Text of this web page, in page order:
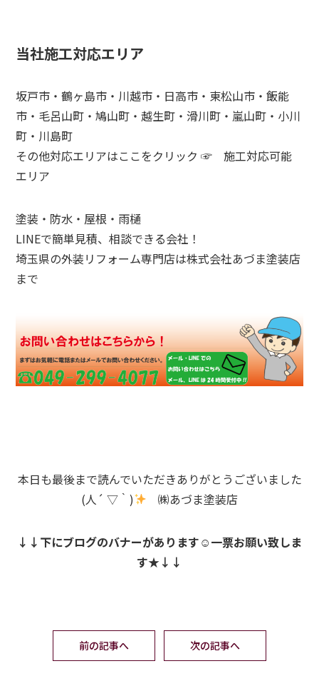
当社施工対応エリア
坂戸市・鶴ヶ島市・川越市・日高市・東松山市・飯能
市・毛呂山町・鳩山町・越生町・滑川町・嵐山町・小川
町・川島町
その他対応エリアはここをクリック ☞施工対応可能
エリア
塗装・防水・屋根・雨樋
LINEで簡単見積、相談できる会社！
埼玉県の外装リフォーム専門店は株式会社あづま塗装店
まで
本日も最後まで読んでいただきありがとうございました
(人´ ▽｀)
㈱あづま塗装店
↓↓下にブログのバナーがあります☺一票お願い致しま
す★↓↓
前の記事へ 次の記事へ